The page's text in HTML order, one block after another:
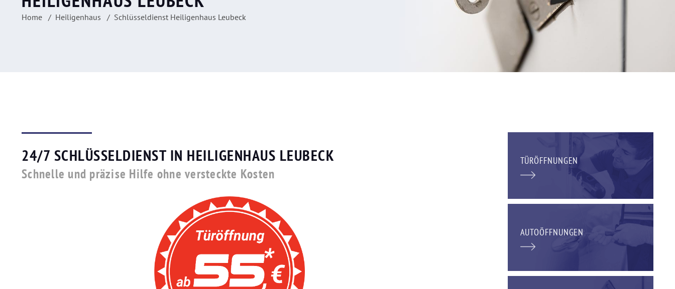
Home Heiligenhaus Schlüsseldienst Heiligenhaus Leubeck
24/7 SCHLÜSSELDIENST IN HEILIGENHAUS LEUBECK
Schnelle und präzise Hilfe ohne versteckte Kosten
TÜRÖFFNUNGEN
AUTOÖFFNUNGEN